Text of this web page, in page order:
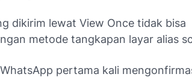
dikirim lewat View Once tidak bisa
metode tangkapan layar alias
pertama kali